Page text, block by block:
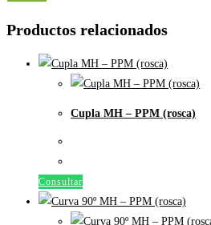
Productos relacionados
Cupla MH – PPM (rosca)
Consultar